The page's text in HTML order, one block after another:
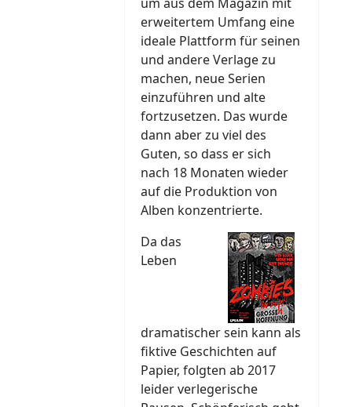
erweitertem Umfang eine
ideale Plattform für seinen
und andere Verlage zu
machen, neue Serien
einzuführen und alte
fortzusetzen. Das wurde
dann aber zu viel des
Guten, so dass er sich
nach 18 Monaten wieder
auf die Produktion von
Alben konzentrierte.
Da das
Leben
dramatischer sein kann als
fiktive Geschichten auf
Papier, folgten ab 2017
leider verlegerische